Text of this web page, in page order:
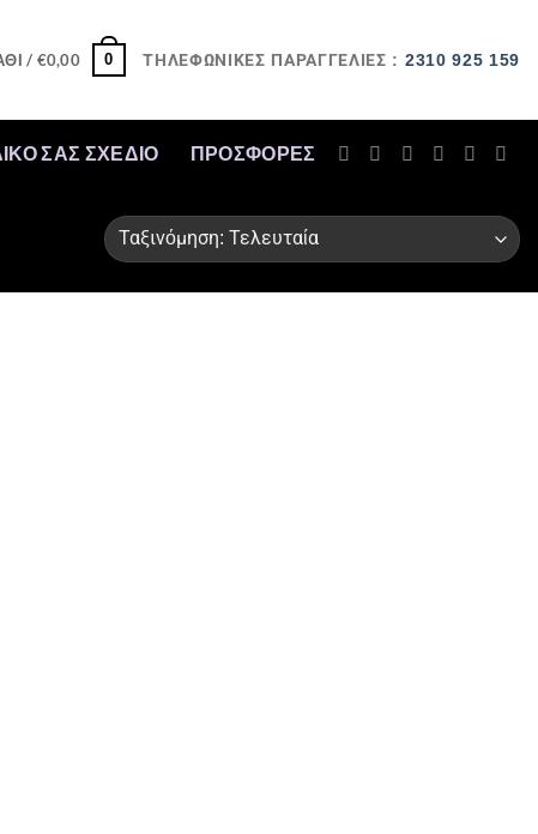
/ €0,00 0 ΤΗΛΕΦΩΝΙΚΕΣ ΠΑΡΑΓΓΕΛΙΕΣ : 2310 925 159
ΣΑΣ ΣΧΕΔΙΟ ΠΡΟΣΦΟΡΈΣ